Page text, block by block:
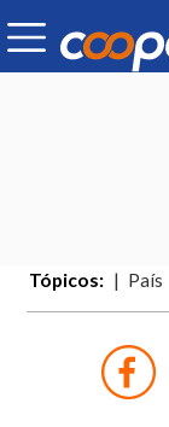
Tópicos: País